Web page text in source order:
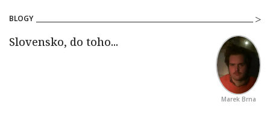
BLOGY
Marek Brna